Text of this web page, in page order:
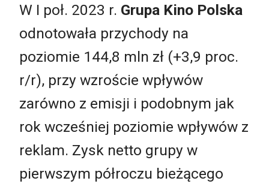
W I poł. 2023 r. Grupa Kino Polska
odnotowała przychody na
poziomie 144,8 mln zł (+3,9 proc.
r/r), przy wzroście wpływów
zarówno z emisji i podobnym jak
rok wcześniej poziomie wpływów z
reklam. Zysk netto grupy w
pierwszym półroczu bieżącego